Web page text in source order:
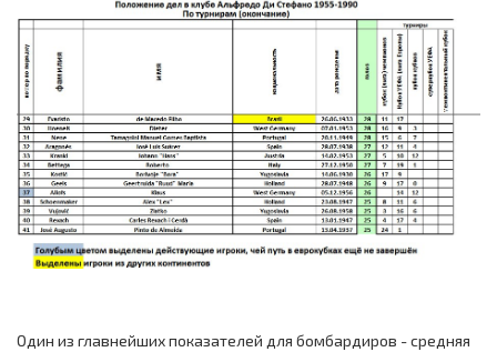
Один из главнейших показателей для бомбардиров - средняя